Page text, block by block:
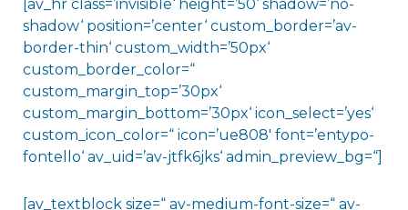
[av_hr class=’invisible‘ height=’50‘ shadow=’no-
shadow‘ position=’center‘ custom_border=’av-
border-thin‘ custom_width=’50px‘
custom_border_color=“
custom_margin_top=’30px‘
custom_margin_bottom=’30px‘ icon_select=’yes‘
custom_icon_color=“ icon=’ue808′ font=’entypo-
fontello‘ av_uid=’av-jtfk6jks‘ admin_preview_bg=“]
[av_textblock size=“ av-medium-font-size=“ av-